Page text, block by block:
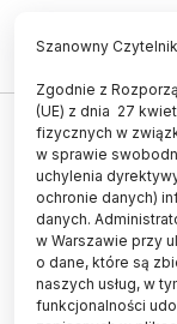
ŚWIAT
Białko,
09.12.2025
3 minuty czytania
Szanowny
Zgodnie z
(UE) z dnia 27
fizycznych w
w sprawie
uchylenia
ochronie danych)
danych.
w Warszawie przy
o dane, które są
naszych usług, w
funkcjonalności